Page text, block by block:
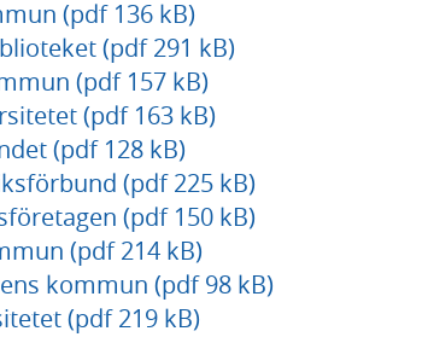
(pdf 136 kB)
(pdf 291 kB)
(pdf 157 kB)
(pdf 163 kB)
(pdf 128 kB)
(pdf 225 kB)
(pdf 150 kB)
(pdf 214 kB)
kommun (pdf 98 kB)
(pdf 219 kB)